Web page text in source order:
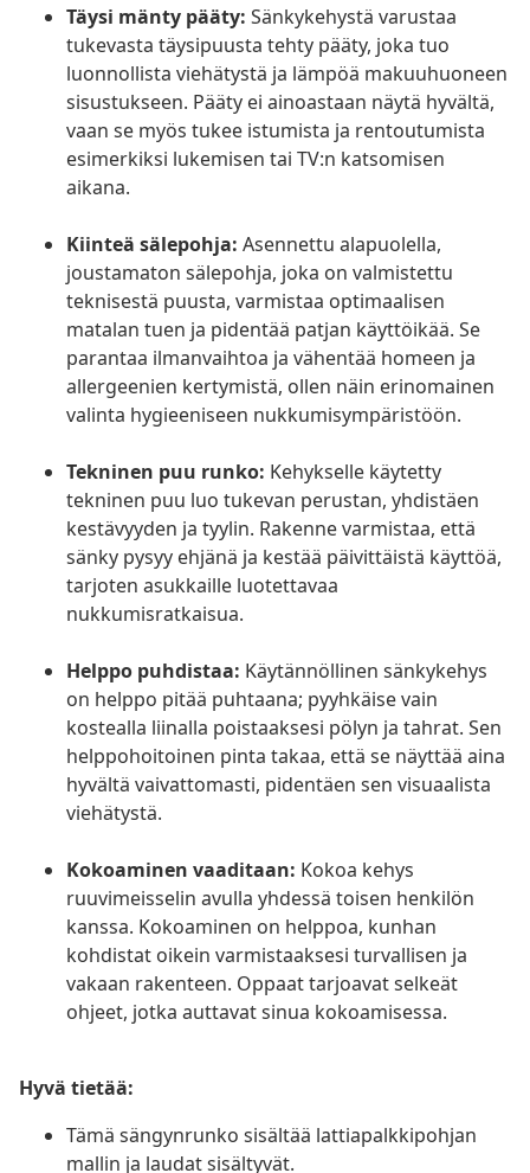
Täysi mänty pääty: Sänkykehystä varustaa
tukevasta täysipuusta tehty pääty, joka tuo
luonnollista viehätystä ja lämpöä makuuhuoneen
sisustukseen. Pääty ei ainoastaan näytä hyvältä,
vaan se myös tukee istumista ja rentoutumista
esimerkiksi lukemisen tai TV:n katsomisen
aikana.
Kiinteä sälepohja: Asennettu alapuolella,
joustamaton sälepohja, joka on valmistettu
teknisestä puusta, varmistaa optimaalisen
matalan tuen ja pidentää patjan käyttöikää. Se
parantaa ilmanvaihtoa ja vähentää homeen ja
allergeenien kertymistä, ollen näin erinomainen
valinta hygieeniseen nukkumisympäristöön.
Tekninen puu runko: Kehykselle käytetty
tekninen puu luo tukevan perustan, yhdistäen
kestävyyden ja tyylin. Rakenne varmistaa, että
sänky pysyy ehjänä ja kestää päivittäistä käyttöä,
tarjoten asukkaille luotettavaa
nukkumisratkaisua.
Helppo puhdistaa: Käytännöllinen sänkykehys
on helppo pitää puhtaana; pyyhkäise vain
kostealla liinalla poistaaksesi pölyn ja tahrat. Sen
helppohoitoinen pinta takaa, että se näyttää aina
hyvältä vaivattomasti, pidentäen sen visuaalista
viehätystä.
Kokoaminen vaaditaan: Kokoa kehys
ruuvimeisselin avulla yhdessä toisen henkilön
kanssa. Kokoaminen on helppoa, kunhan
kohdistat oikein varmistaaksesi turvallisen ja
vakaan rakenteen. Oppaat tarjoavat selkeät
ohjeet, jotka auttavat sinua kokoamisessa.
Hyvä tietää:
Tämä sängynrunko sisältää lattiapalkkipohjan
mallin ja laudat sisältyvät.